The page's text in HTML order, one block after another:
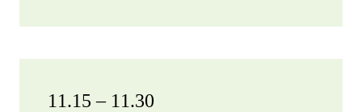
11.15 – 11.30